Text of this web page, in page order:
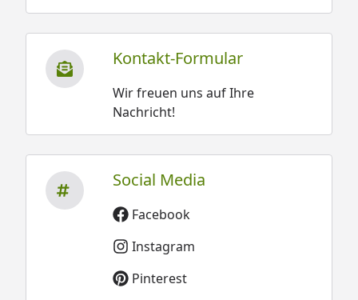
Kontakt-Formular
Wir freuen uns auf Ihre
Nachricht!
Social Media
Facebook
Instagram
Pinterest